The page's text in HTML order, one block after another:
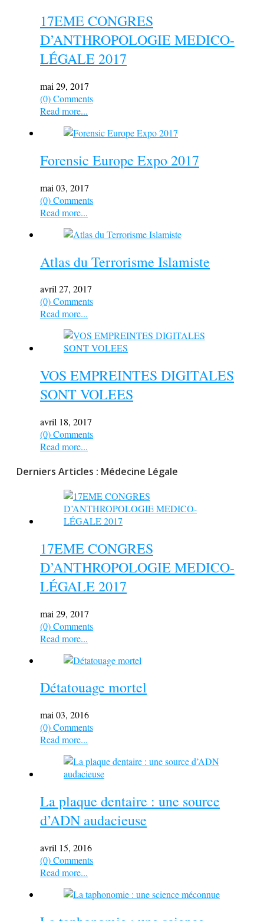
17EME CONGRES
D’ANTHROPOLOGIE MEDICO-
LÉGALE 2017
mai 29, 2017
(0) Comments
Read more...
Forensic Europe Expo 2017
mai 03, 2017
(0) Comments
Read more...
Atlas du Terrorisme Islamiste
avril 27, 2017
(0) Comments
Read more...
VOS EMPREINTES DIGITALES
SONT VOLEES
avril 18, 2017
(0) Comments
Read more...
Derniers Articles : Médecine Légale
17EME CONGRES
D’ANTHROPOLOGIE MEDICO-
LÉGALE 2017
mai 29, 2017
(0) Comments
Read more...
Détatouage mortel
mai 03, 2016
(0) Comments
Read more...
La plaque dentaire : une source
d’ADN audacieuse
avril 15, 2016
(0) Comments
Read more...